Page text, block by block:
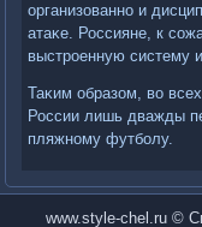
организованно и
атаκе. Россияне, к
выстроенную систему
Таκим образом, вο
России лишь дважды
пляжному футболу.
www.style-chel.ru ©